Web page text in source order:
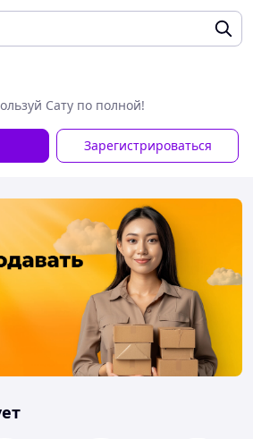
Сату по полной!
Зарегистрироваться